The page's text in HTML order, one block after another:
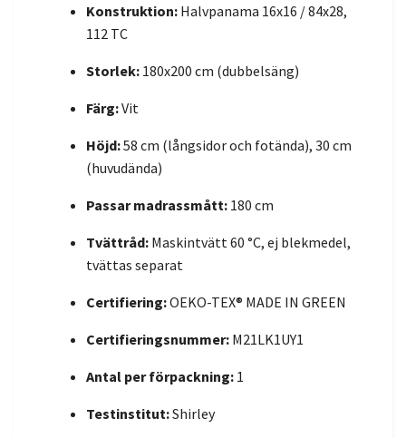
Konstruktion: Halvpanama 16x16 / 84x28,
112 TC
Storlek: 180x200 cm (dubbelsäng)
Färg:Vit
Höjd:58 cm (långsidor och fotända), 30 cm
(huvudända)
Passar madrassmått: 180 cm
Tvättråd: Maskintvätt 60 °C, ej blekmedel,
tvättas separat
Certifiering:OEKO-TEX® MADE IN GREEN
Certifieringsnummer: M21LK1UY1
Antal per förpackning: 1
Testinstitut:Shirley